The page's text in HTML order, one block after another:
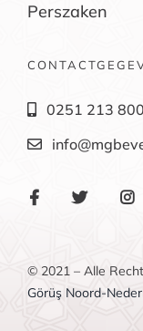
Perszaken
0251 213 800
© 2021 – Alle
Görüş Noord-